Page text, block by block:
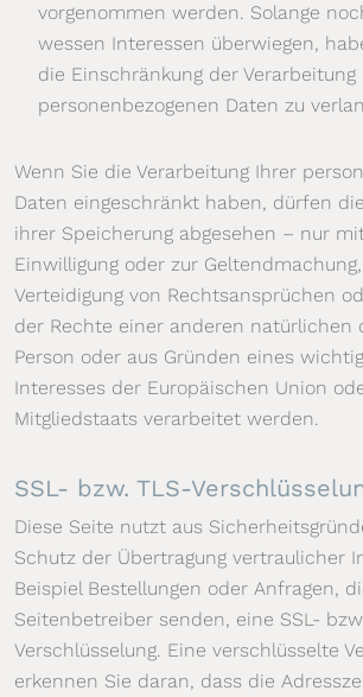
vorgenommen werden. Solange
wessen Interessen überwiegen,
die Einschränkung der Verarbeitung
personenbezogenen Daten zu
Wenn Sie die Verarbeitung Ihrer
Daten eingeschränkt haben, dürfen
ihrer Speicherung abgesehen – nur
Einwilligung oder zur
Verteidigung von Rechtsansprüchen
der Rechte einer anderen natürlichen
Person oder aus Gründen eines
Interesses der Europäischen Union
Mitgliedstaats verarbeitet werden.
SSL- bzw. TLS-
Diese Seite nutzt aus
Schutz der Übertragung vertraulicher
Beispiel Bestellungen oder Anfragen,
Seitenbetreiber senden, eine SSL-
Verschlüsselung. Eine verschlüsselte
erkennen Sie daran, dass die